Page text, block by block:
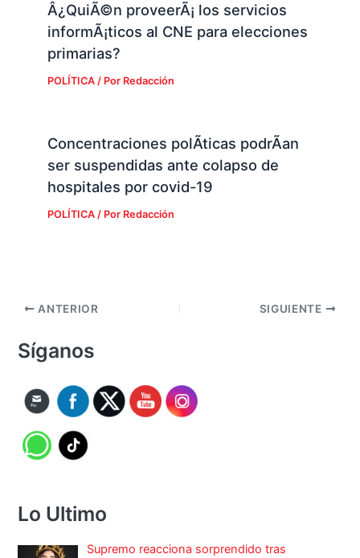
Â¿QuiÃ©n proveerÃ¡ los servicios
informÃ¡ticos al CNE para elecciones
primarias?
POLÍTICA/ Por Redacción
Concentraciones polÃ­ticas podrÃ­an
ser suspendidas ante colapso de
hospitales por covid-19
POLÍTICA/ Por Redacción
ANTERIOR SIGUIENTE
Síganos
Lo Ultimo
Supremo reacciona sorprendido tras